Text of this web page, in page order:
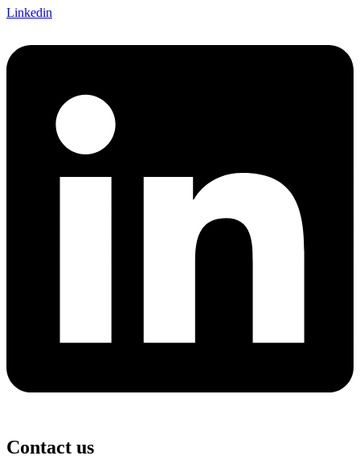
Linkedin
Contact us